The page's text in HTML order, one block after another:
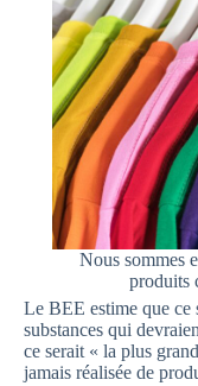
Nous sommes
produits
Le BEE estime que ce
substances qui
ce serait « la plus
jamais réalisée de